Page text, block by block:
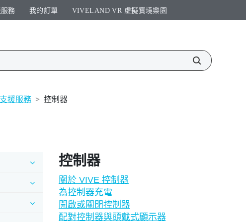
務 我的訂單 VIVELAND VR 虛擬實境樂園​
援服務 > 控制器
控制器
關於 VIVE 控制器
為控制器充電
開啟或關閉控制器
配對控制器與頭戴式顯示器